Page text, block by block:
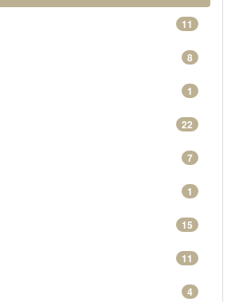
11
8
1
22
7
1
15
11
4